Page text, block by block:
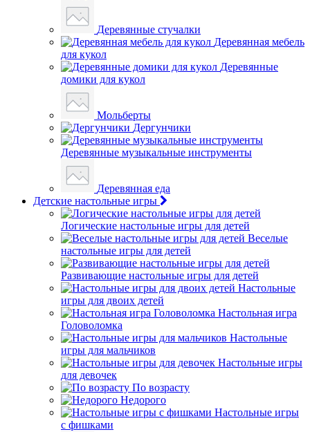
Деревянные стучалки
Деревянная мебель
для кукол
Деревянные
домики для кукол
Мольберты
Дергунчики
Деревянные музыкальные инструменты
Деревянная еда
Детские настольные игры
Логические настольные игры для детей
Веселые
настольные игры для детей
Развивающие настольные игры для детей
Настольные
игры для двоих детей
Настольная игра
Головоломка
Настольные
игры для мальчиков
Настольные игры
для девочек
По возрасту
Недорого
Настольные игры
с фишками